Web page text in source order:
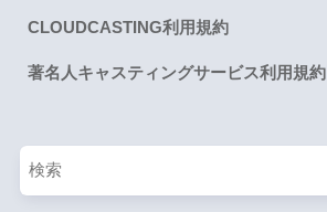
CLOUDCASTING利用規約
著名人キャスティングサービス利用規約